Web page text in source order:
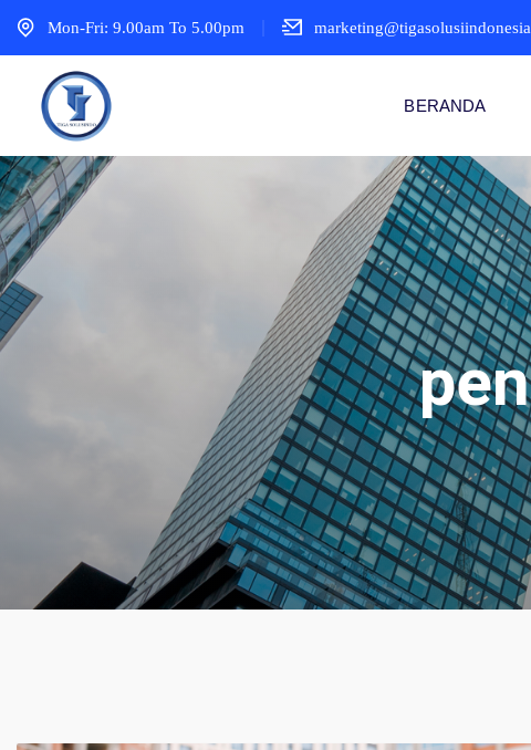
Mon-Fri: 9.00am To 5.00pm
BERANDA